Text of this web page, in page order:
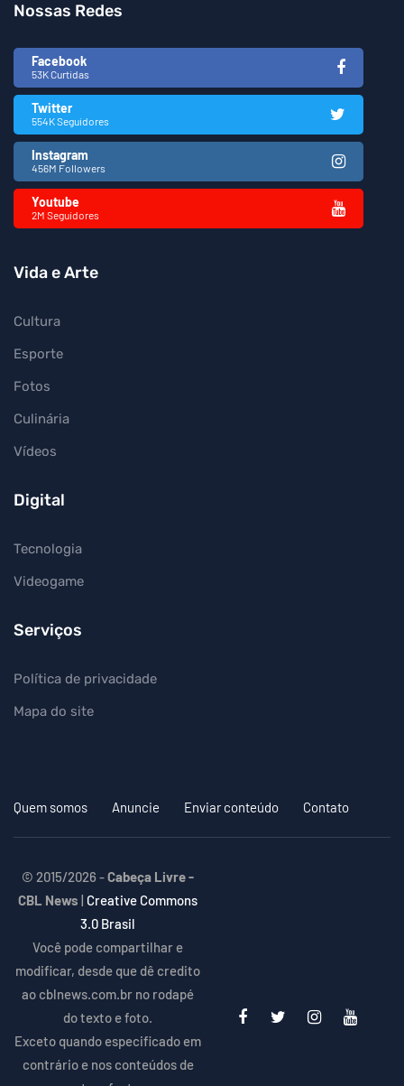
Nossas Redes
Facebook
53K Curtidas
Twitter
554K Seguidores
Instagram
456M Followers
Youtube
2M Seguidores
Vida e Arte
Cultura
Esporte
Fotos
Culinária
Vídeos
Digital
Tecnologia
Videogame
Serviços
Política de privacidade
Mapa do site
Quem somos Anuncie Enviar conteúdo Contato
© 2015/2026 -Cabeça Livre -
CBL News
Creative Commons
3.0 Brasil
Você pode compartilhar e
modificar, desde que dê credito
ao cblnews.com.br no rodapé
do texto e foto.
Exceto quando especificado em
contrário e nos conteúdos de